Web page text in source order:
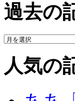
過去の
人気の